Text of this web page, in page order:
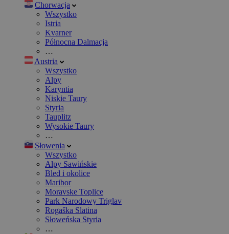
Chorwacja
Wszystko
Istria
Kvarner
Północna Dalmacja
…
Austria
Wszystko
Alpy
Karyntia
Niskie Taury
Styria
Tauplitz
Wysokie Taury
…
Słowenia
Wszystko
Alpy Sawińskie
Bled i okolice
Maribor
Moravske Toplice
Park Narodowy Triglav
Rogaška Slatina
Słoweńska Styria
…